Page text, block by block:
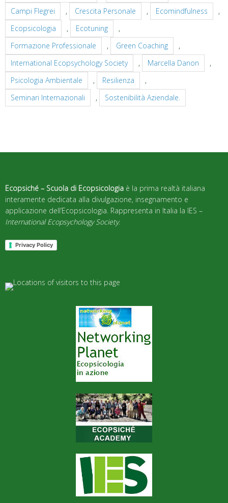
Campi Flegrei
, Crescita Personale , Ecomindfulness
,
Ecopsicologia
, Ecotuning
,
Formazione Professionale
, Green Coaching
,
International Ecopsychology Society
, Marcella Danon
,
Psicologia Ambientale
, Resilienza
,
Seminari Internazionali
, Sostenibilità Aziendale.
Ecopsiché – Scuola di Ecopsicologia è la prima realtà italiana
interamente dedicata alla divulgazione, insegnamento e
applicazione dell’Ecopsicologia. Rappresenta in Italia la IES –
International Ecopsychology Society.
Privacy Policy